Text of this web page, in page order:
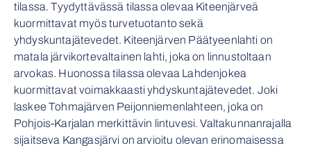
tilassa. Tyydyttävässä tilassa olevaa Kiteenjärveä
kuormittavat myös turvetuotanto sekä
yhdyskuntajätevedet. Kiteenjärven Päätyeenlahti on
matala järvikortevaltainen lahti, joka on linnustoltaan
arvokas. Huonossa tilassa olevaa Lahdenjokea
kuormittavat voimakkaasti yhdyskuntajätevedet. Joki
laskee Tohmajärven Peijonniemenlahteen, joka on
Pohjois-Karjalan merkittävin lintuvesi. Valtakunnanrajalla
sijaitseva Kangasjärvi on arvioitu olevan erinomaisessa